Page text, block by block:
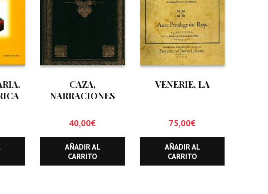
CAZA,
NARRACIONES
ESPAÑA, LA
40,00€
AÑADIR AL
CARRITO
VENERIE, LA
75,00€
AÑADIR AL
CARRITO